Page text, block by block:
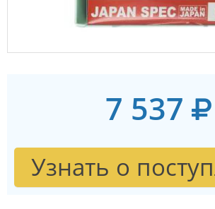
7 537
Узнать о